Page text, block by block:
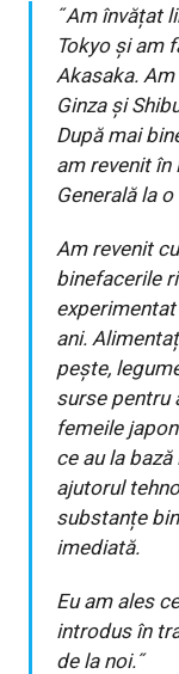
˝Am învățat
Tokyo și am
Akasaka.
Ginza și
După mai
am revenit
Generală la
Am revenit
binefacerile
ani.
pește,
surse pentru
femeile
ce au la
ajutorul
substanțe
imediată.
Eu am ales
introdus în
de la noi.˝